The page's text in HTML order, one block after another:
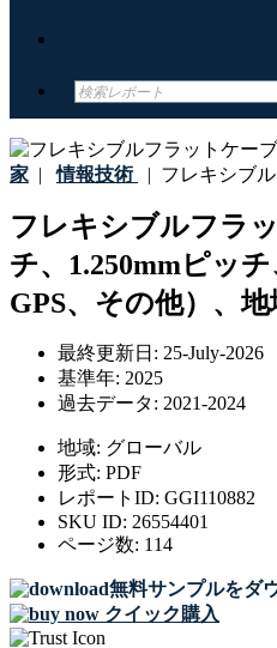
家 | 情報技術 | フレキシブ
フレキシブルフラ
チ、1.250mmピッ
GPS、その他）、
最終更新日: 25-July-2026
基準年: 2025
過去データ: 2021-2024
地域: グローバル
形式: PDF
レポートID: GGI110882
SKU ID: 26554401
ページ数: 114
無料サンプルをダ
クイック購入